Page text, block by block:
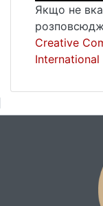
Якщо не
Creative
International